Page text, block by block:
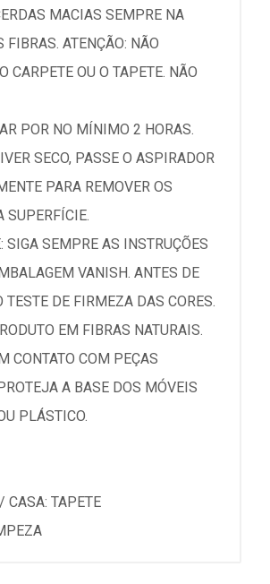
MACIAS SEMPRE NA
FIBRAS. ATENÇÃO: NÃO
CARPETE OU O TAPETE. NÃO
POR NO MÍNIMO 2 HORAS.
SECO, PASSE O ASPIRADOR
PARA REMOVER OS
SUPERFÍCIE.
SIGA SEMPRE AS INSTRUÇÕES
VANISH. ANTES DE
TESTE DE FIRMEZA DAS CORES.
EM FIBRAS NATURAIS.
CONTATO COM PEÇAS
A BASE DOS MÓVEIS
PLÁSTICO.
CASA: TAPETE